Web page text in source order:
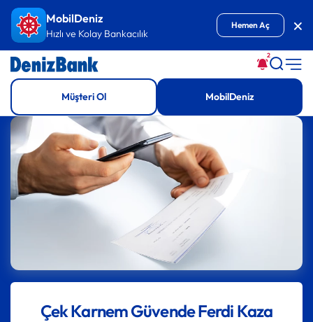
İçeriğe GitMobilDeniz
Hızlı ve Kolay Bankacılık
Hemen Aç
2
Müşteri Ol MobilDeniz
Çek Karnem Güvende Ferdi Kaza